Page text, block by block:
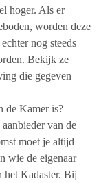
hoger. Als er
worden deze
nog steeds
Bekijk ze
die gegeven
de Kamer is?
van de
moet je altijd
wie de eigenaar
het Kadaster. Bij